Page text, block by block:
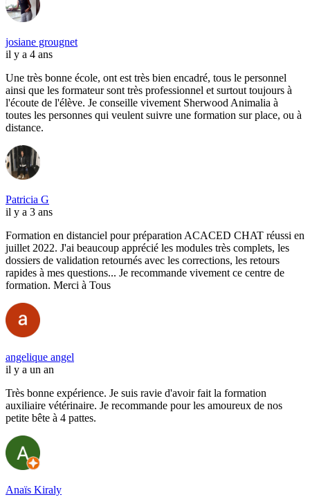
josiane grougnet
il y a 4 ans
Une très bonne école, ont est très bien encadré, tous le personnel
ainsi que les formateur sont très professionnel et surtout toujours à
l'écoute de l'élève. Je conseille vivement Sherwood Animalia à
toutes les personnes qui veulent suivre une formation sur place, ou à
distance.
Patricia G
il y a 3 ans
Formation en distanciel pour préparation ACACED CHAT réussi en
juillet 2022. J'ai beaucoup apprécié les modules très complets, les
dossiers de validation retournés avec les corrections, les retours
rapides à mes questions... Je recommande vivement ce centre de
formation. Merci à Tous
angelique angel
il y a un an
Très bonne expérience. Je suis ravie d'avoir fait la formation
auxiliaire vétérinaire. Je recommande pour les amoureux de nos
petite bête à 4 pattes.
Anaïs Kiraly